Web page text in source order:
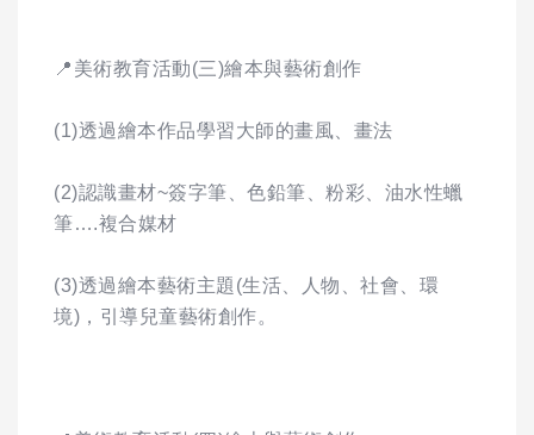
📍美術教育活動(三)繪本與藝術創作
(1)透過繪本作品學習大師的畫風、畫法
(2)認識畫材~簽字筆、色鉛筆、粉彩、油水性蠟
筆….複合媒材
(3)透過繪本藝術主題(生活、人物、社會、環
境)，引導兒童藝術創作。